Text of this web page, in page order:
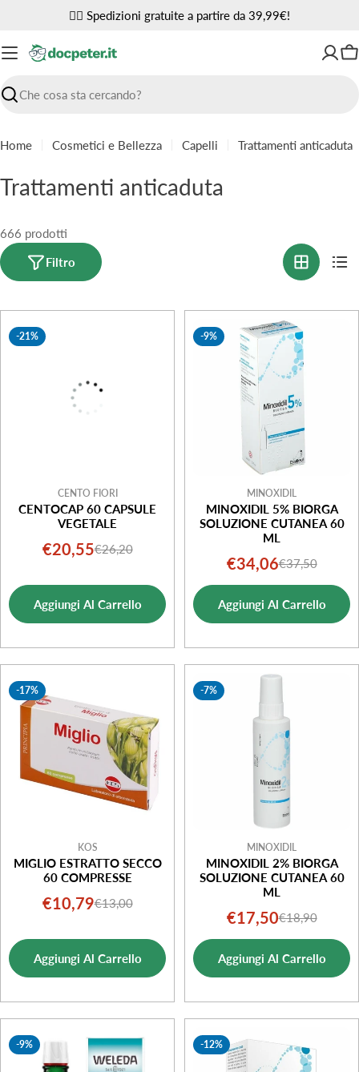
contenuto
✌🏼 Spedizioni gratuite a partire da 39,99€!
Ricerca
Home Cosmetici e Bellezza Capelli Trattamenti anticaduta
C
l
l
z
Trattamenti anticaduta
666 prodotti
Filtro
-21%
CENTO FIORI
CENTOCAP 60 CAPSULE
VEGETALE
Prezzo
vendita
€20,55Prezzo
€26,20
Aggiungi Al Carrello
-9%
MINOXIDIL
MINOXIDIL 5% BIORGA
SOLUZIONE CUTANEA 60
ML
Prezzo
di
vendita
€34,06Prezzo
normale
€37,50
Aggiungi Al Carrello
-17%
KOS
MIGLIO ESTRATTO SECCO
60 COMPRESSE
Prezzo
vendita
€10,79Prezzo
€13,00
Aggiungi Al Carrello
-7%
MINOXIDIL
MINOXIDIL 2% BIORGA
SOLUZIONE CUTANEA 60
ML
Prezzo
di
vendita
€17,50Prezzo
normale
€18,90
Aggiungi Al Carrello
-9% -12%